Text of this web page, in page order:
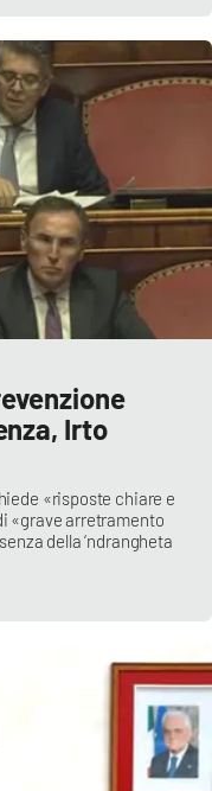
Irto
«risposte chiare e
«grave arretramento
della ‘ndrangheta